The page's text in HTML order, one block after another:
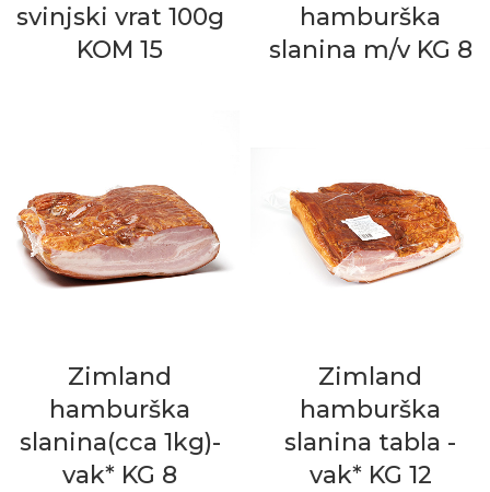
svinjski vrat 100g
KOM 15
hamburška
slanina m/v KG 8
Zimland
hamburška
slanina(cca 1kg)-
vak* KG 8
Zimland
hamburška
slanina tabla -
vak* KG 12